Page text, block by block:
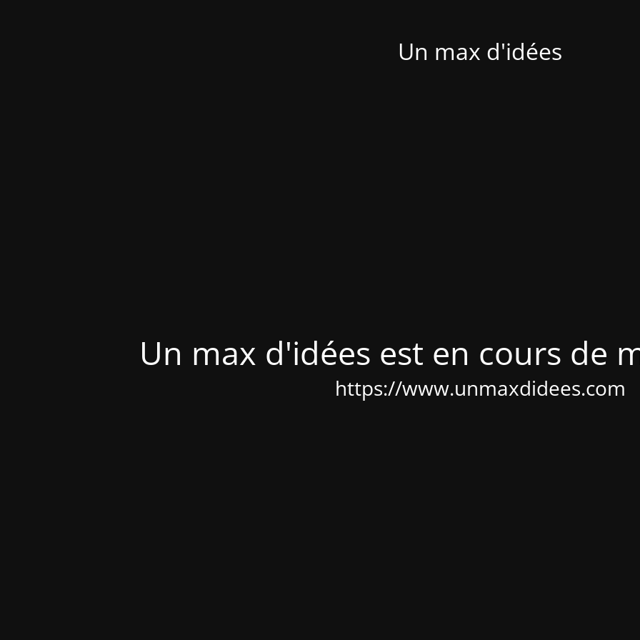
Un max d'idées
Un max d'idées est en cours de
https://www.unmaxdidees.com